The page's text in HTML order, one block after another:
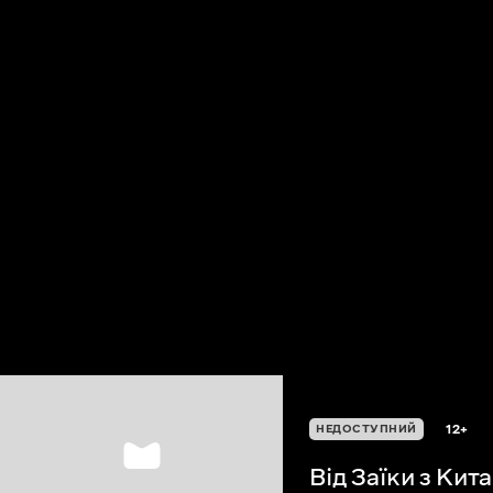
НЕДОСТУПНИЙ 12+
Від Заїки з